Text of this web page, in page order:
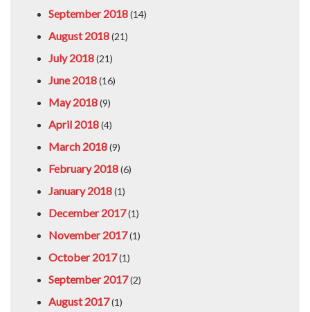
September 2018(14)
August 2018(21)
July 2018(21)
June 2018(16)
May 2018(9)
April 2018(4)
March 2018(9)
February 2018(6)
January 2018(1)
December 2017(1)
November 2017(1)
October 2017(1)
September 2017(2)
August 2017(1)